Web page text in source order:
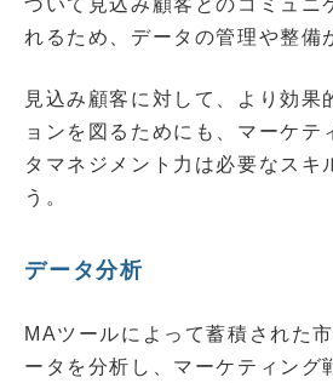
づいて見込み顧客とのコミュニ
れるため、データの管理や整備
見込み顧客に対して、より効果
ョンを図るためにも、マーケテ
タマネジメント力は必要なスキ
う。
データ分析
MAツールによって蓄積された
ータを分析し、マーケティング